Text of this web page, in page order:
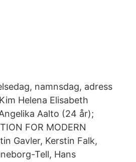
namnsdag, adress
Helena Elisabeth
Aalto (24 år);
FOR MODERN
Gavler, Kerstin Falk,
Tell, Hans